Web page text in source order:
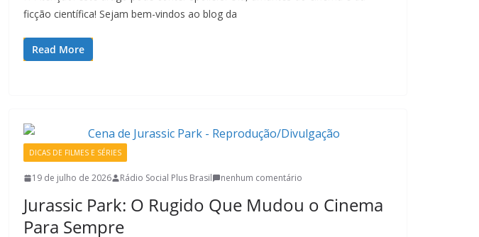
ficção científica! Sejam bem-vindos ao blog da
Read More
DICAS DE FILMES E SÉRIES
19 de julho de 2026 Rádio Social Plus Brasil nenhum comentário
Jurassic Park: O Rugido Que Mudou o Cinema
Para Sempre